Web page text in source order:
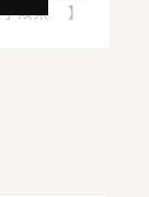
双糸 】
と超長綿